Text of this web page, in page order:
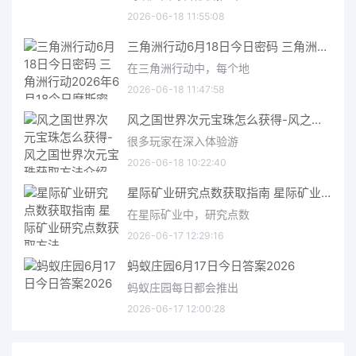
2026-06-18 11:55:08
三角洲行动6月18日今日密码 三角洲行动2026年6月18今日摩斯密码分享
在三角洲行动中，每个地
2026-06-18 11:47:58
风之国世界次元宝珠怎么获得-风之国世界次元宝珠获取方法介绍
很多玩家在深入体验游
2026-06-18 10:22:40
星际矿业研究点数获取指南 星际矿业研究点数获取方法
在星际矿业中，研究点数
2026-06-17 12:29:16
蚂蚁庄园6月17日今日答案2026
蚂蚁庄园每日都会推出
2026-06-17 12:00:28